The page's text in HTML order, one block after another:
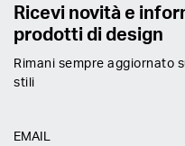
Ricevi novità e
prodotti di design
Rimani sempre aggiornato
stili
EMAIL